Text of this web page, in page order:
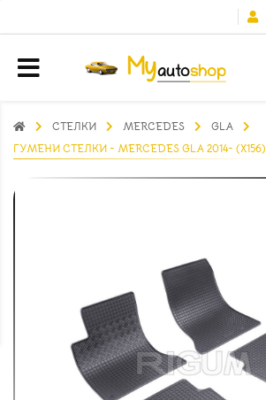
СТЕЛКИ MERCEDES
GLA
ГУМЕНИ СТЕЛКИ - MERCEDES GLA 2014- (X156)